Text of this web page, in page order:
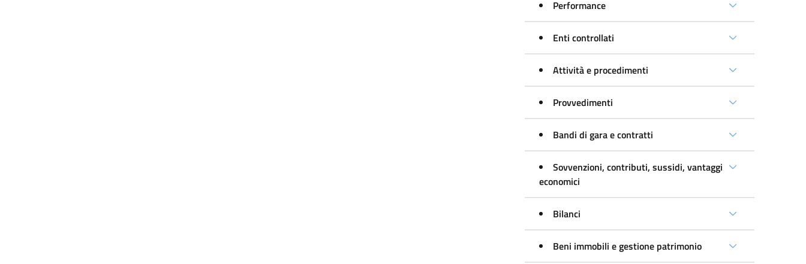
Performance
Enti controllati
Attività e procedimenti
Provvedimenti
Bandi di gara e contratti
Sovvenzioni, contributi, sussidi, vantaggi
economici
Bilanci
Beni immobili e gestione patrimonio